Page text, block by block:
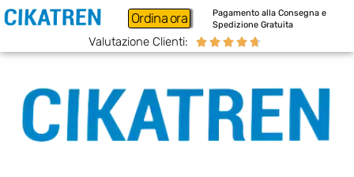
Ordina ora
Pagamento alla Consegna e
Spedizione Gratuita
Valutazione Clienti:     